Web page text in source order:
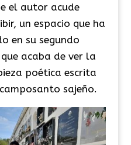
el autor acude
un espacio que ha
en su segundo
que acaba de ver la
poética escrita
sajeño.